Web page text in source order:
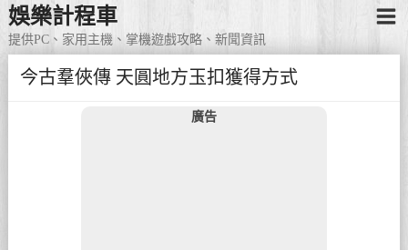
娛樂計程車
提供PC、家用主機、掌機遊戲攻略、新聞資訊
今古羣俠傳 天圓地方玉扣獲得方式
廣告